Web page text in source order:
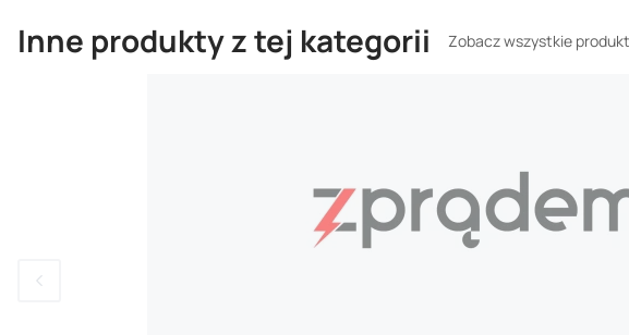
Inne produkty z tej kategorii Zobacz wszystkie